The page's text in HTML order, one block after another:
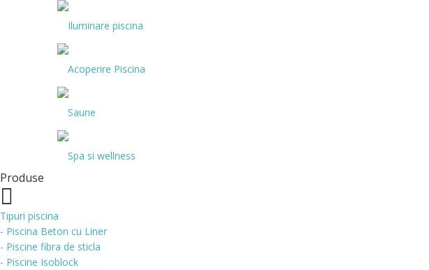
Iluminare piscina
Acoperire Piscina
Saune
Spa si wellness
Produse
Tipuri piscina
- Piscina Beton cu Liner
- Piscine fibra de sticla
- Piscine Isoblock